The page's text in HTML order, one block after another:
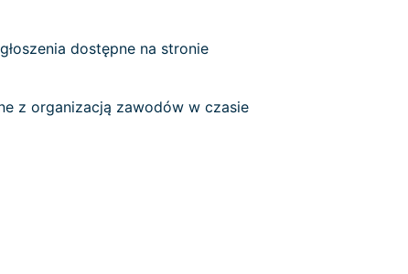
dostępne na stronie
z organizacją zawodów w czasie